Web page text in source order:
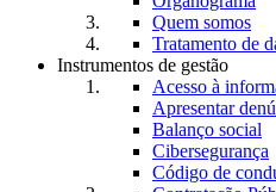
Quem somos
Tratamento de
Instrumentos de gestão
Acesso à
Apresentar
Balanço social
Cibersegurança
Código de